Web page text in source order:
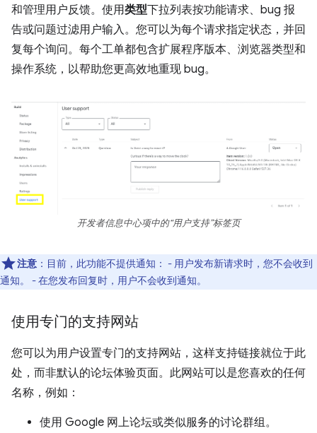
和管理用户反馈。使用类型下拉列表按功能请求、bug 报
告或问题过滤用户输入。您可以为每个请求指定状态，并回
复每个询问。每个工单都包含扩展程序版本、浏览器类型和
操作系统，以帮助您更高效地重现 bug。
开发者信息中心项中的“用户支持”标签页
注意 ：目前，此功能不提供通知： - 用户发布新请求时，您不会收到
通知。 - 在您发布回复时，用户不会收到通知。
使用专门的支持网站
您可以为用户设置专门的支持网站，这样支持链接就位于此
处，而非默认的论坛体验页面。此网站可以是您喜欢的任何
名称，例如：
使用 Google 网上论坛或类似服务的讨论群组。